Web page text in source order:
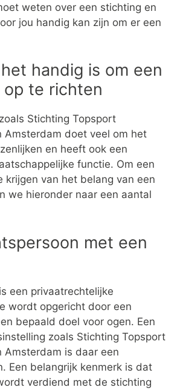
weten over een stichting en
jou handig kan zijn om er een
handig is om een
te richten
Stichting Topsport
Amsterdam doet veel om het
en heeft ook een
functie. Om een
krijgen van het belang van een
we hieronder naar een aantal
met een
een privaatrechtelijke
wordt opgericht door een
bepaald doel voor ogen. Een
zoals Stichting Topsport
Amsterdam is daar een
Een belangrijk kenmerk is dat
verdiend met de stichting